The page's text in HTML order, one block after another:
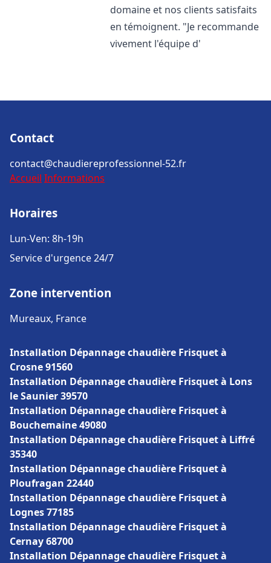
domaine et nos clients satisfaits
en témoignent. "Je recommande
vivement l'équipe d'
Contact
contact@chaudiereprofessionnel-52.fr
Accueil Informations
Horaires
Lun-Ven: 8h-19h
Service d'urgence 24/7
Zone intervention
Mureaux, France
Installation Dépannage chaudière Frisquet à
Crosne 91560
Installation Dépannage chaudière Frisquet à Lons
le Saunier 39570
Installation Dépannage chaudière Frisquet à
Bouchemaine 49080
Installation Dépannage chaudière Frisquet à Liffré
35340
Installation Dépannage chaudière Frisquet à
Ploufragan 22440
Installation Dépannage chaudière Frisquet à
Lognes 77185
Installation Dépannage chaudière Frisquet à
Cernay 68700
Installation Dépannage chaudière Frisquet à